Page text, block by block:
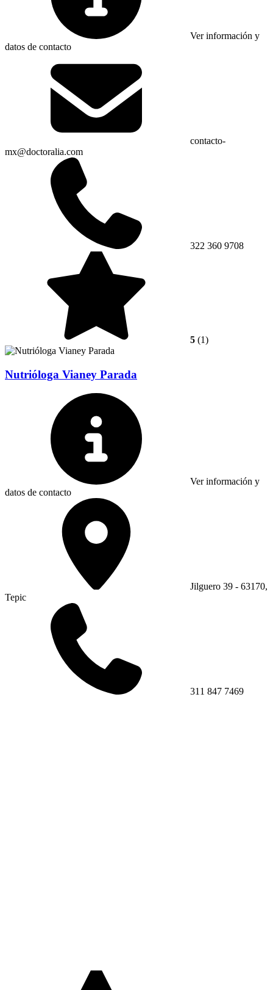
Ver información y
datos de contacto
contacto-
mx@doctoralia.com
322 360 9708
5 (1)
Nutrióloga Vianey Parada
Ver información y
datos de contacto
Jilguero 39 - 63170,
Tepic
311 847 7469